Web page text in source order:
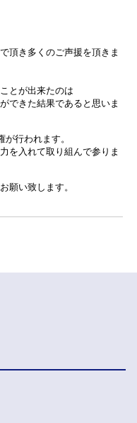
頂き多くのご声援を頂きま
とが出来たのは
できた結果であると思いま
行われます。
を入れて取り組んで参りま
願い致します。